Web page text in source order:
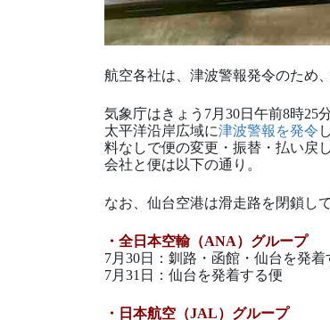
航空各社は、津波警報発令のため
気象庁はきょう7月30日午前8時25
太平洋沿岸広域に津波警報を発令
料なしで便の変更・振替・払い戻
会社と便は以下の通り。
なお、仙台空港は滑走路を閉鎖し
・全日本空輸（ANA）グループ
7月30日：釧路・函館・仙台を発着
7月31日：仙台を発着する便
・日本航空（JAL）グループ